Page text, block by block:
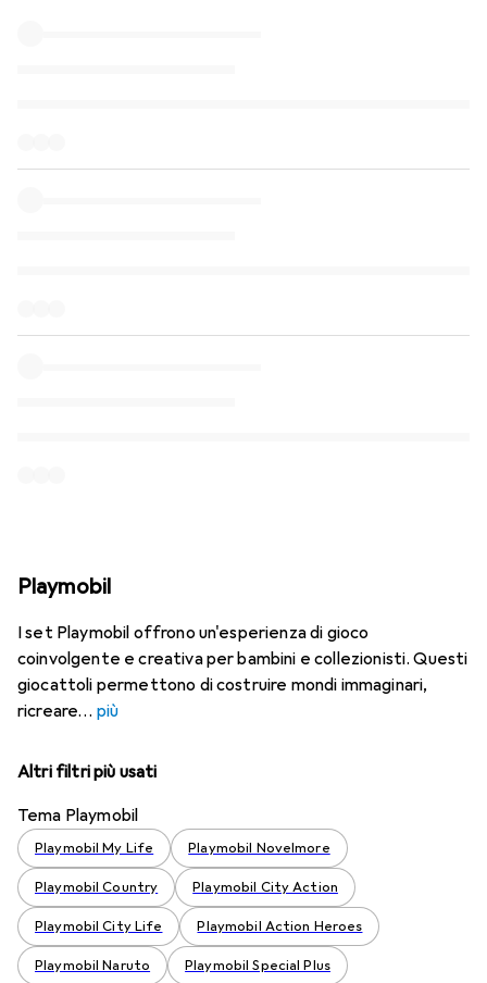
Playmobil
I set Playmobil offrono un'esperienza di gioco
coinvolgente e creativa per bambini e collezionisti. Questi
giocattoli permettono di costruire mondi immaginari,
ricreare
più
Altri filtri più usati
Tema Playmobil
Playmobil My Life Playmobil Novelmore
Playmobil Country Playmobil City Action
Playmobil City Life Playmobil Action Heroes
Playmobil Naruto Playmobil Special Plus